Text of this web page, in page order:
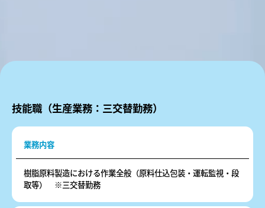
技能職（生産業務：三交替勤務）
業務内容
樹脂原料製造における作業全般（原料仕込包装・運転監視・段
取等） ※三交替勤務